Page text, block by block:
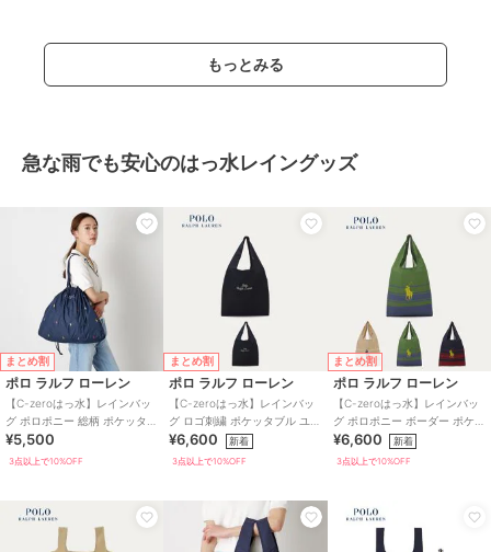
もっとみる
急な雨でも安心のはっ水レイングッズ
まとめ割
ポロ ラルフ ローレン
【C-zeroはっ水】レインバッ
グ ポロポニー 総柄 ポケッタブ
ル ユニセックス 50D
¥5,500
3点以上で10%OFF
まとめ割
ポロ ラルフ ローレン
【C-zeroはっ水】レインバッ
グ ロゴ刺繍 ポケッタブル ユニ
セックス 75D
¥6,600 新着
3点以上で10%OFF
まとめ割
ポロ ラルフ ローレン
【C-zeroはっ水】レインバッ
グ ポロポニー ボーダー ポケッ
タブル ユニセックス 70D
¥6,600 新着
3点以上で10%OFF